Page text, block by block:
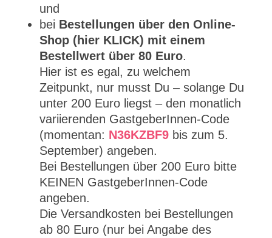
und
bei Bestellungen über den Online-
Shop (hier KLICK) mit einem
Bestellwert über 80 Euro.
Hier ist es egal, zu welchem
Zeitpunkt, nur musst Du – solange Du
unter 200 Euro liegst – den monatlich
variierenden GastgeberInnen-Code
(momentan: N36KZBF9bis zum 5.
September) angeben.
Bei Bestellungen über 200 Euro bitte
KEINEN GastgeberInnen-Code
angeben.
Die Versandkosten bei Bestellungen
ab 80 Euro (nur bei Angabe des